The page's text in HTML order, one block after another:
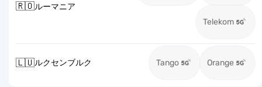
🇷🇴ルーマニア
Telekom
🇱🇺ルクセンブルク Tango Orange